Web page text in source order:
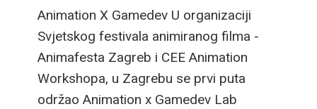
Animation X Gamedev U organizaciji
Svjetskog festivala animiranog filma -
Animafesta Zagreb i CEE Animation
Workshopa, u Zagrebu se prvi puta
održao Animation x Gamedev Lab